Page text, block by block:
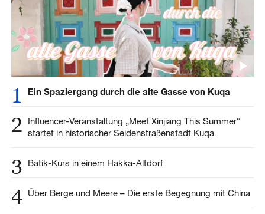
1 Ein Spaziergang durch die alte Gasse von Kuqa
2
Influencer-Veranstaltung „Meet Xinjiang This Summer“
startet in historischer Seidenstraßenstadt Kuqa
3 Batik-Kurs in einem Hakka-Altdorf
4 Über Berge und Meere – Die erste Begegnung mit China